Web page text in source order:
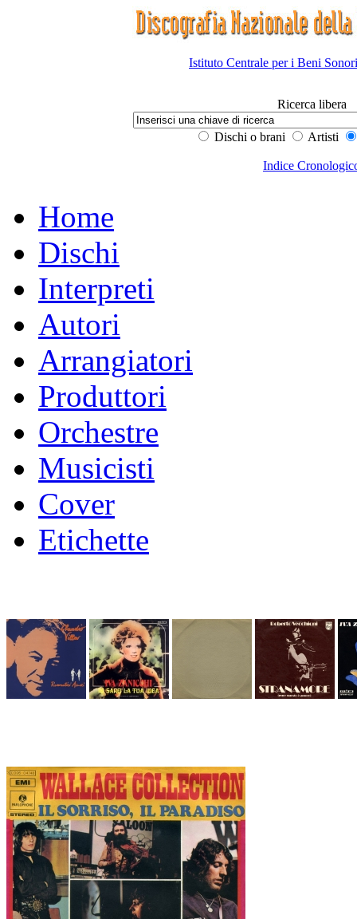
Istituto Centrale per i Beni
Ricerca libera
Dischi o brani Artisti
Indice
Home
Dischi
Interpreti
Autori
Arrangiatori
Produttori
Orchestre
Musicisti
Cover
Etichette